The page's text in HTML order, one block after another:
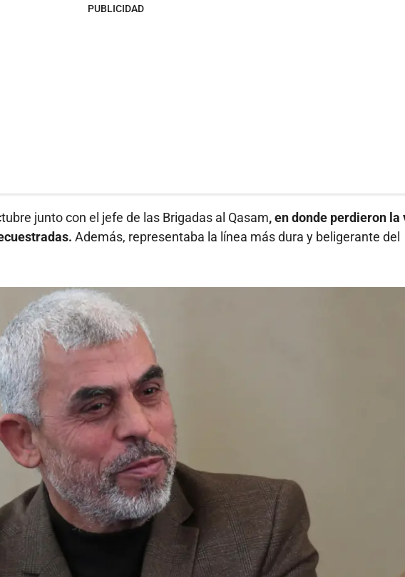
PUBLICIDAD
junto con el jefe de las Brigadas al Qasam, en donde perdieron la
Además, representaba la línea más dura y beligerante del